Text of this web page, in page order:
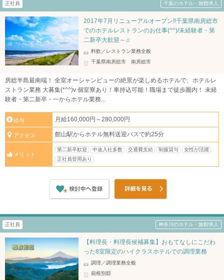
正社員 千葉のホテル・旅館求人
2017年7月リニューアルオープン‼千葉県南房総市
でのホテルレストランのお仕事(^^)/未経験者・第
二新卒大歓迎～♫
料飲／レストラン業務全般
千葉県南房総市 南房総市
房総半島最南端！ 全室オーシャンビューの絶景が楽しめるホテルで、ホテルレ
ストラン業務 大募集(*^^)v 個室寮あり！車持込可能！職場まで徒歩圏内！ 未経
験者・第二新卒・一からホテル業務...
給与 月給160,000円～280,000円
アクセス 館山駅からホテル無料送迎バスで約25分
メリット
第二新卒歓迎 中途入社多数 交通費支給 制服貸与
女性が活躍
正社員登用あり
正社員 神奈川のホテル・旅館求人
【料理長・料理長候補募集】おもてなしにこだわ
った8室限定のハイクラスホテルでの調理業務
調理／調理業務全般
箱根別邸